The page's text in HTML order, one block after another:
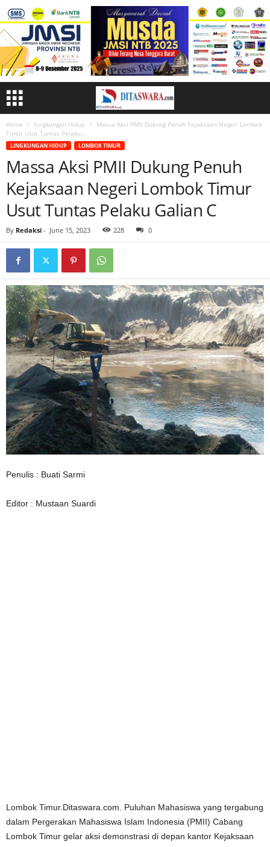
Home Lingkungan Hidup
Massa Aksi PMII Dukung Penuh Kejaksaan Negeri Lombok
Timur Usut Tuntas Pelaku...
LINGKUNGAN HIDUP LOMBOK TIMUR
Massa Aksi PMII Dukung Penuh
Kejaksaan Negeri Lombok Timur
Usut Tuntas Pelaku Galian C
By Redaksi - June 15, 2023 228 0
Penulis : Buati Sarmi
Editor : Mustaan Suardi
Lombok Timur.Ditaswara.com. Puluhan Mahasiswa yang tergabung
dalam Pergerakan Mahasiswa Islam Indonesia (PMII) Cabang
Lombok Timur gelar aksi demonstrasi di depan kantor Kejaksaan